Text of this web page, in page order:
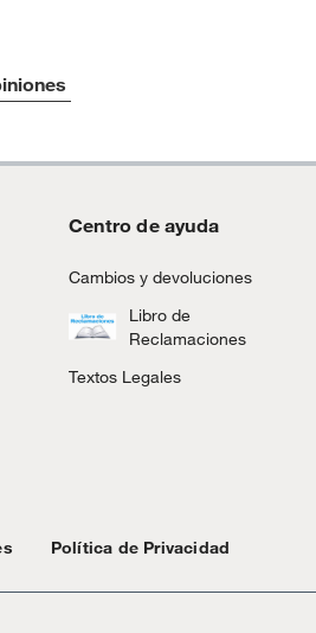
Centro de ayuda
Cambios y devoluciones
Libro de
Reclamaciones
Textos Legales
Política de Privacidad